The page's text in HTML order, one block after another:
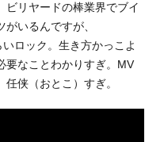
ビリヤードの棒業界でブイ
いるんですが、
ロック。生き方かっこよ
要なことわかりすぎ。MV
侠（おとこ）すぎ。